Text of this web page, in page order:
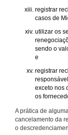
registrar
casos de
utilizar os
sendo o
e
registrar
exceto nos
os
A prática de
cancelamento da
o